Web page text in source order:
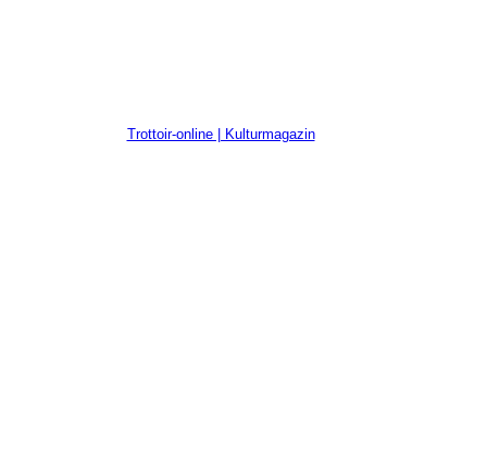
Trottoir-online | Kulturmagazin